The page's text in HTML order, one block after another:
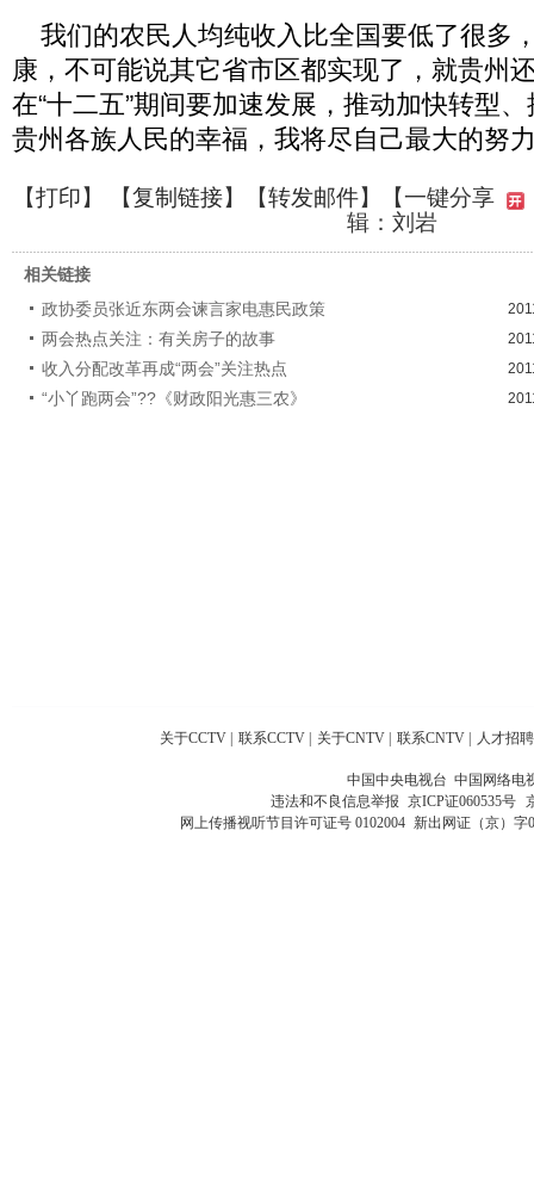
我们的农民人均纯收入比全国要低了很多
康，不可能说其它省市区都实现了，就贵州
在“十二五”期间要加速发展，推动加快转型
贵州各族人民的幸福，我将尽自己最大的努
【打印】 【复制链接】【转发邮件】
【一键分享
辑：刘岩
相关链接
政协委员张近东两会谏言家电惠民政策
两会热点关注：有关房子的故事
收入分配改革再成“两会”关注热点
“小丫跑两会”??《财政阳光惠三农》
关于CCTV | 联系CCTV | 关于CNTV | 联系CNTV | 人才招聘
中国中央电视台 中国网络电
违法和不良信息举报 京ICP证060535号
网上传播视听节目许可证号 0102004 新出网证（京）